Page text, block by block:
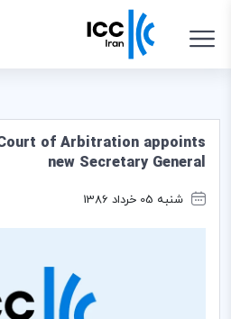
of Arbitration appoints
new Secretary General
شنبه 05 خرداد 1386